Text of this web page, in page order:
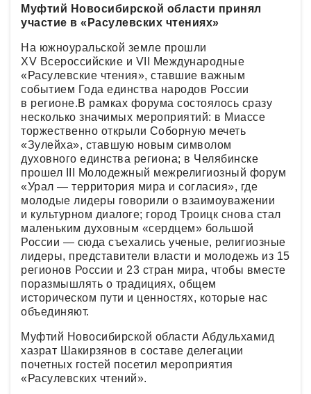
Муфтий Новосибирской области принял
участие в «Расулевских чтениях»
На южноуральской земле прошли
XV Всероссийские и VII Международные
«Расулевские чтения», ставшие важным
событием Года единства народов России
в регионе.В рамках форума состоялось сразу
несколько значимых мероприятий: в Миассе
торжественно открыли Соборную мечеть
«Зулейха», ставшую новым символом
духовного единства региона; в Челябинске
прошел III Молодежный межрелигиозный форум
«Урал — территория мира и согласия», где
молодые лидеры говорили о взаимоуважении
и культурном диалоге; город Троицк снова стал
маленьким духовным «сердцем» большой
России — сюда съехались ученые, религиозные
лидеры, представители власти и молодежь из 15
регионов России и 23 стран мира, чтобы вместе
поразмышлять о традициях, общем
историческом пути и ценностях, которые нас
объединяют.
Муфтий Новосибирской области Абдульхамид
хазрат Шакирзянов в составе делегации
почетных гостей посетил мероприятия
«Расулевских чтений».